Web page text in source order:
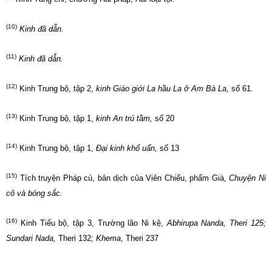
(10) Kinh đã dẫn.
(11) Kinh đã dẫn.
(12) Kinh Trung bộ, tập 2, kinh Giáo giới La hầu La ở Am Bà La, số 61.
(13) Kinh Trung bộ, tập 1, kinh An trú tầm, số 20
(14) Kinh Trung bộ, tập 1, Đại kinh khổ uẩn, số 13
(15) Tích truyện Pháp cú, bản dịch của Viên Chiếu, phẩm Già,Chuyện Ni
cô và bóng sắc.
(16) Kinh Tiểu bộ, tập 3, Trường lão Ni kệ,Abhirupa Nanda, Theri 125;
Sundari Nada, Theri 132; Khema, Theri 237